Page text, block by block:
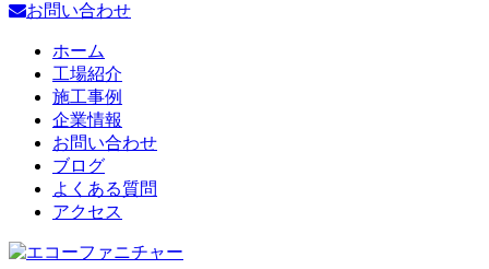
お問い合わせ
ホーム
工場紹介
施工事例
企業情報
お問い合わせ
ブログ
よくある質問
アクセス